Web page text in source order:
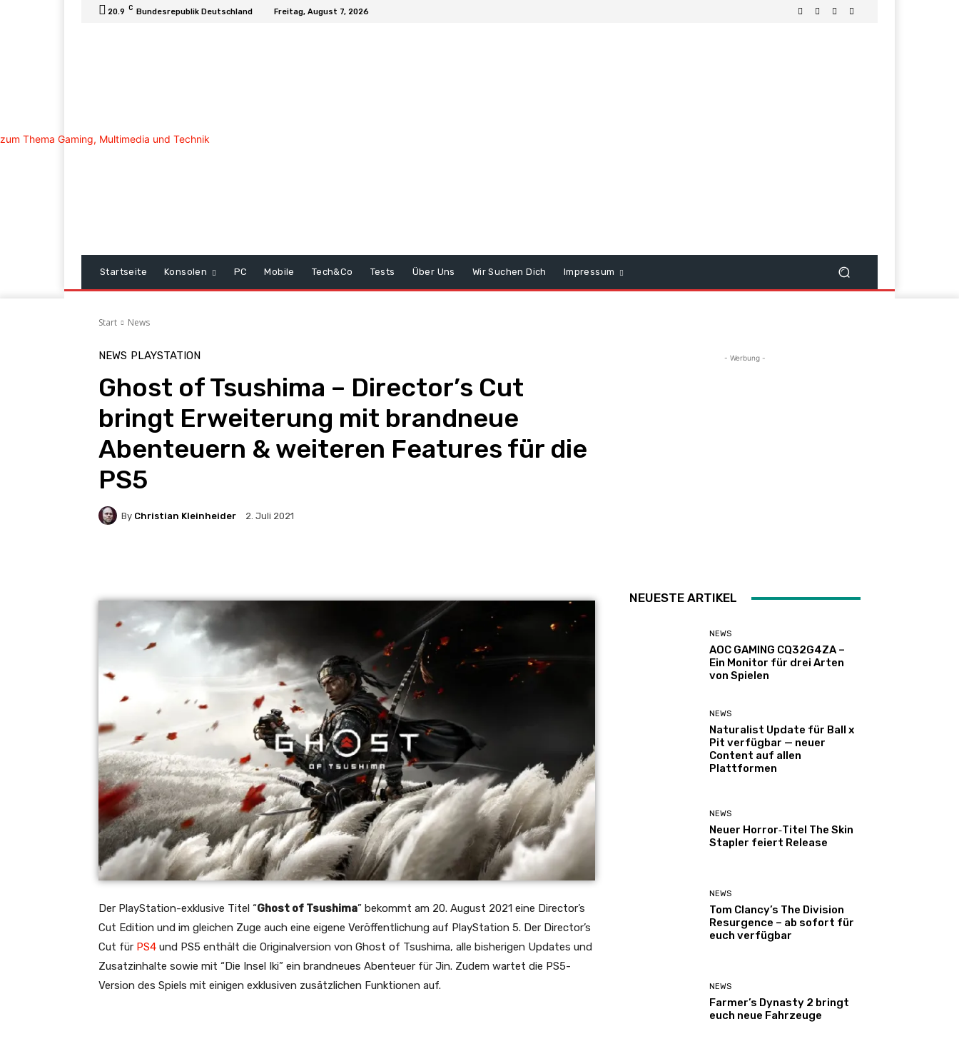
20.9 C Bundesrepublik Deutschland Freitag, August 7, 2026
Startseite Konsolen PC Mobile Tech&Co Tests Über Uns Wir Suchen Dich Impressum
Start News
NEWS PLAYSTATION
Ghost of Tsushima – Director’s Cut
bringt Erweiterung mit brandneue
Abenteuern & weiteren Features für die
PS5
By Christian Kleinheider 2. Juli 2021
Der PlayStation-exklusive Titel “Ghost of Tsushima” bekommt am 20. August 2021 eine Director’s
Cut Edition und im gleichen Zuge auch eine eigene Veröffentlichung auf PlayStation 5. Der Director’s
Cut für PS4 und PS5 enthält die Originalversion von Ghost of Tsushima, alle bisherigen Updates und
Zusatzinhalte sowie mit “Die Insel Iki” ein brandneues Abenteuer für Jin. Zudem wartet die PS5-
Version des Spiels mit einigen exklusiven zusätzlichen Funktionen auf.
- Werbung -
NEUESTE ARTIKEL
NEWS
AOC GAMING CQ32G4ZA –
Ein Monitor für drei Arten
von Spielen
NEWS
Naturalist Update für Ball x
Pit verfügbar — neuer
Content auf allen
Plattformen
NEWS
Neuer Horror‑Titel The Skin
Stapler feiert Release
NEWS
Tom Clancy’s The Division
Resurgence – ab sofort für
euch verfügbar
NEWS
Farmer’s Dynasty 2 bringt
euch neue Fahrzeuge